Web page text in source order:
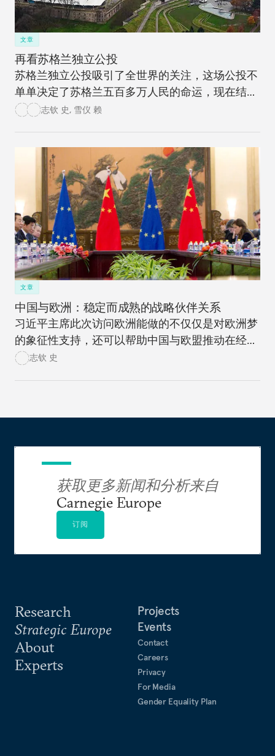
文章
再看苏格兰独立公投
苏格兰独立公投吸引了全世界的关注，这场公投不
单单决定了苏格兰五百多万人民的命运，现在结果
尘埃落定后，我们可以清楚地看到其对英国和欧盟
志钦 史, 雪仪 赖
文章
中国与欧洲：稳定而成熟的战略伙伴关系
习近平主席此次访问欧洲能做的不仅仅是对欧洲梦
的象征性支持，还可以帮助中国与欧盟推动在经济
领域上的“联姻”，并在政治领域进一步加深双方的
志钦 史
Research
Strategic Europe
About
Experts
Projects
Events
Contact
Careers
Privacy
For Media
Gender Equality Plan
获取更多新闻和分析来自
Carnegie Europe
订阅